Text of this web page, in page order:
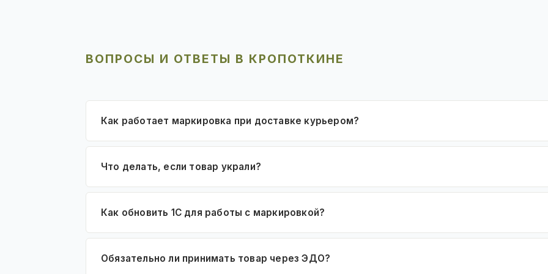
ВОПРОСЫ И ОТВЕТЫ В КРОПОТКИНЕ
Как работает маркировка при доставке курьером?
Что делать, если товар украли?
Как обновить 1С для работы с маркировкой?
Обязательно ли принимать товар через ЭДО?